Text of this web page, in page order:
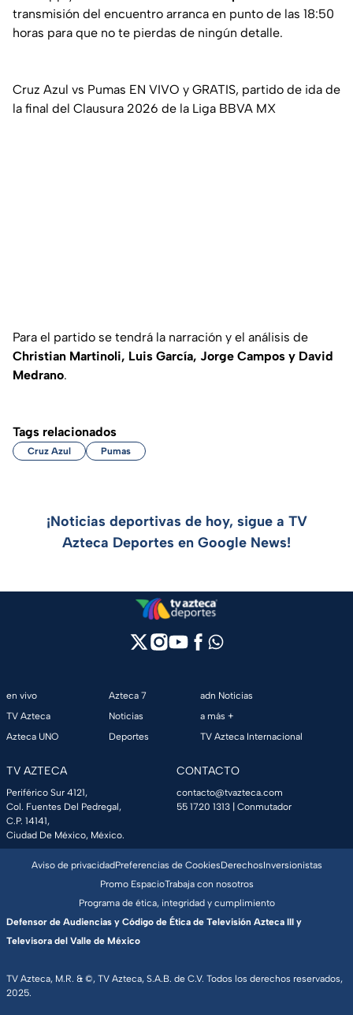
transmisión del encuentro arranca en punto de las 18:50
horas para que no te pierdas de ningún detalle.
Cruz Azul vs Pumas EN VIVO y GRATIS, partido de ida de
la final del Clausura 2026 de la Liga BBVA MX
Para el partido se tendrá la narración y el análisis de
Christian Martinoli, Luis García, Jorge Campos y David
Medrano.
Tags relacionados
Cruz Azul Pumas
¡Noticias deportivas de hoy, sigue a TV
Azteca Deportes en Google News!
en vivo
TV Azteca
Azteca UNO
Azteca 7
Noticias
Deportes
adn Noticias
a más +
TV Azteca Internacional
TV AZTECA
Periférico Sur 4121,
Col. Fuentes Del Pedregal,
C.P. 14141,
Ciudad De México, México.
CONTACTO
contacto@tvazteca.com
55 1720 1313 | Conmutador
TV Azteca, M.R. & ©, TV Azteca, S.A.B. de C.V. Todos los derechos reservados,
2025.
Aviso de privacidadPreferencias de CookiesDerechosInversionistas
Promo EspacioTrabaja con nosotros
Programa de ética, integridad y cumplimiento
Defensor de Audiencias y Código de Ética de Televisión Azteca III y
Televisora del Valle de México